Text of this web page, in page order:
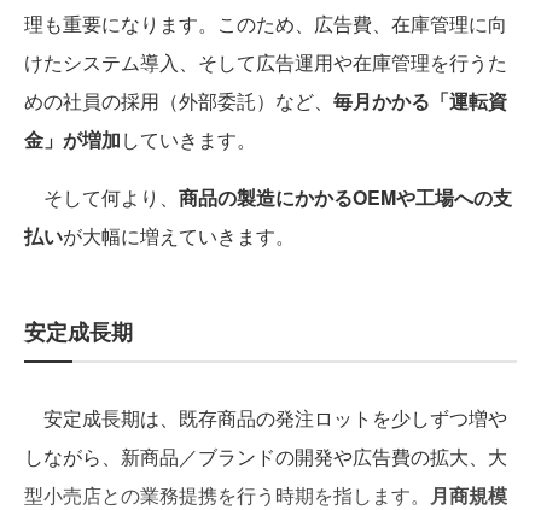
理も重要になります。このため、広告費、在庫管理に向
けたシステム導入、そして広告運用や在庫管理を行うた
めの社員の採用（外部委託）など、 毎月かかる「運転資
金」が増加していきます。
そして何より、 商品の製造にかかるOEMや工場への支
払いが大幅に増えていきます。
安定成長期
安定成長期は、既存商品の発注ロットを少しずつ増や
しながら、新商品／ブランドの開発や広告費の拡大、大
型小売店との業務提携を行う時期を指します。 月商規模